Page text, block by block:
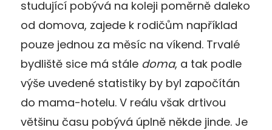
studující pobývá na koleji poměrně daleko
od domova, zajede k rodičům například
pouze jednou za měsíc na víkend. Trvalé
bydliště sice má stále doma, a tak podle
výše uvedené statistiky by byl započítán
do mama-hotelu. V reálu však drtivou
většinu času pobývá úplně někde jinde. Je